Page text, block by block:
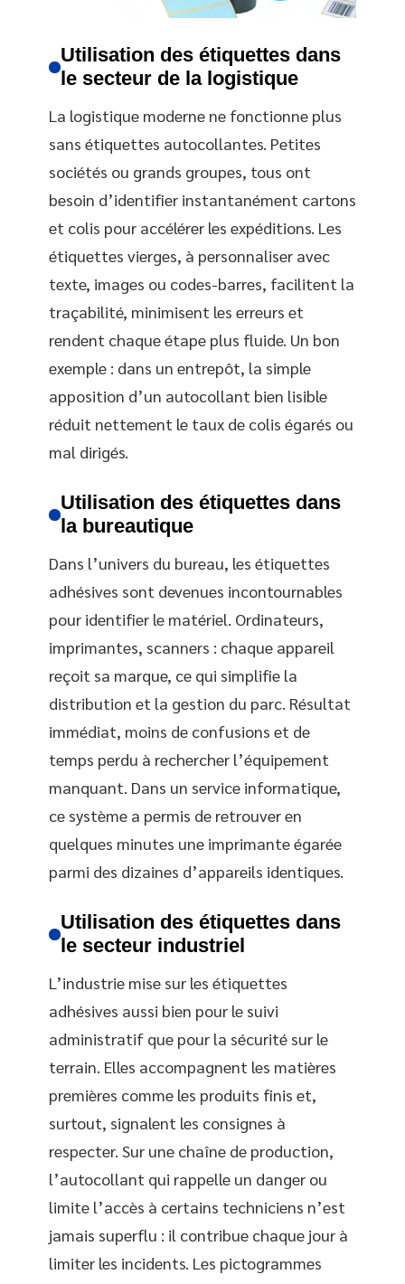
Utilisation des étiquettes dans
le secteur de la logistique
La logistique moderne ne fonctionne plus
sans étiquettes autocollantes. Petites
sociétés ou grands groupes, tous ont
besoin d’identifier instantanément cartons
et colis pour accélérer les expéditions. Les
étiquettes vierges, à personnaliser avec
texte, images ou codes-barres, facilitent la
traçabilité, minimisent les erreurs et
rendent chaque étape plus fluide. Un bon
exemple : dans un entrepôt, la simple
apposition d’un autocollant bien lisible
réduit nettement le taux de colis égarés ou
mal dirigés.
Utilisation des étiquettes dans
la bureautique
Dans l’univers du bureau, les étiquettes
adhésives sont devenues incontournables
pour identifier le matériel. Ordinateurs,
imprimantes, scanners : chaque appareil
reçoit sa marque, ce qui simplifie la
distribution et la gestion du parc. Résultat
immédiat, moins de confusions et de
temps perdu à rechercher l’équipement
manquant. Dans un service informatique,
ce système a permis de retrouver en
quelques minutes une imprimante égarée
parmi des dizaines d’appareils identiques.
Utilisation des étiquettes dans
le secteur industriel
L’industrie mise sur les étiquettes
adhésives aussi bien pour le suivi
administratif que pour la sécurité sur le
terrain. Elles accompagnent les matières
premières comme les produits finis et,
surtout, signalent les consignes à
respecter. Sur une chaîne de production,
l’autocollant qui rappelle un danger ou
limite l’accès à certains techniciens n’est
jamais superflu : il contribue chaque jour à
limiter les incidents. Les pictogrammes